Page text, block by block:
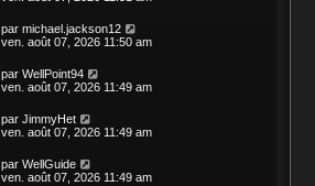
par michael.jackson12
ven. août 07, 2026 11:50 am
par WellPoint94
ven. août 07, 2026 11:49 am
par JimmyHet
ven. août 07, 2026 11:49 am
par WellGuide
ven. août 07, 2026 11:49 am